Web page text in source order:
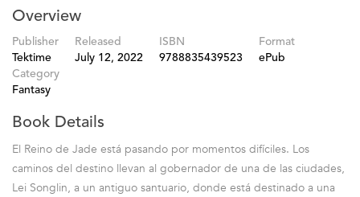
Overview
Publisher
Tektime
Released
July 12, 2022
ISBN
9788835439523
Format
ePub
Category
Fantasy
Book Details
El Reino de Jade está pasando por momentos difíciles. Los
caminos del destino llevan al gobernador de una de las ciudades,
Lei Songlin, a un antiguo santuario, donde está destinado a una